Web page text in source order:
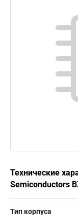
Технические
Semiconductors
Тип корпуса